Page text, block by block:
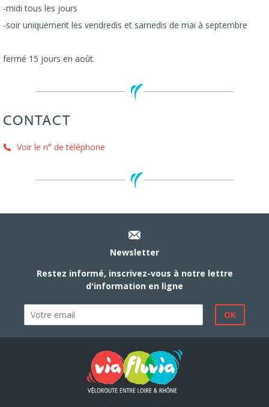
-midi tous les jours
-soir uniquement les vendredis et samedis de mai à septembre
fermé 15 jours en août.
CONTACT
Voir le n° de téléphone
Newsletter
Restez informé, inscrivez-vous à notre lettre
d'information en ligne